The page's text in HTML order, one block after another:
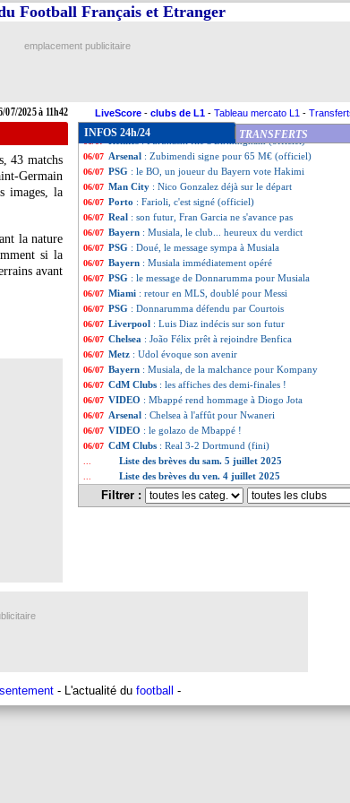
07/2025 à 11h42
Football Français et Etranger
emplacement publicitaire
LiveScore - clubs de L1 - Tableau mercato L1 -
43 matchs
Germain
images, la
la nature
si la
avant
INFOS 24h/24 TRANSFERTS
06/07 Bayern: Musiala, l'idée de Matthäus
06/07 Man City: prix fixé pour Grealish
06/07 Real
06/07 Sporting : ce sera Arsenal pour Gyökeres
06/07 Audiences TV: 2,8 millions devant les Bleues
: Furuhashi file à Birmingham (officiel)
06/07 Arsenal : Zubimendi signe pour 65 M€ (officiel)
06/07 PSG : le BO, un joueur du Bayern vote Hakimi
06/07 Man City : Nico Gonzalez déjà sur le départ
06/07 Porto : Farioli, c'est signé (officiel)
06/07 Real : son futur, Fran Garcia ne s'avance pas
06/07 Bayern : Musiala, le club... heureux du verdict
06/07 PSG : Doué, le message sympa à Musiala
06/07 Bayern : Musiala immédiatement opéré
06/07 PSG : le message de Donnarumma pour Musiala
06/07 Miami : retour en MLS, doublé pour Messi
06/07 PSG : Donnarumma défendu par Courtois
06/07 Liverpool : Luis Diaz indécis sur son futur
06/07 Chelsea : João Félix prêt à rejoindre Benfica
06/07 Metz : Udol évoque son avenir
06/07 Bayern : Musiala, de la malchance pour Kompany
06/07 CdM Clubs : les affiches des demi-finales !
06/07 VIDEO : Mbappé rend hommage à Diogo Jota
06/07 Arsenal : Chelsea à l'affût pour Nwaneri
06/07 VIDEO : le golazo de Mbappé !
06/07 CdM Clubs : Real 3-2 Dortmund (fini)
Liste des brèves du sam. 5 juillet 2025
Liste des brèves du ven. 4 juillet 2025
Filtrer :
- L'actualité du football -